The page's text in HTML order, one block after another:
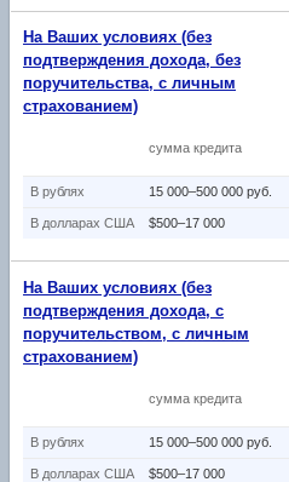
На Ваших условиях (без
подтверждения дохода, без
поручительства, с личным
страхованием)
сумма кредита
В рублях 15 000–500 000 руб.
В долларах США $500–17 000
На Ваших условиях (без
подтверждения дохода, с
поручительством, с личным
страхованием)
сумма кредита
В рублях 15 000–500 000 руб.
В долларах США $500–17 000